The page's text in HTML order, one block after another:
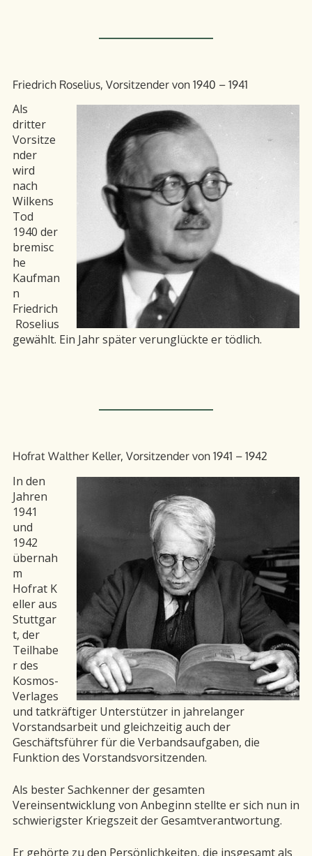
Friedrich Roselius, Vorsitzender von 1940 – 1941
Als
dritter
Vorsitze
nder
wird
nach
Wilkens
Tod
1940 der
bremisc
he
Kaufman
n
Friedrich
Roselius
gewählt. Ein Jahr später verunglückte er tödlich.
Hofrat Walther Keller, Vorsitzender von 1941 – 1942
In den
Jahren
1941
und
1942
übernah
m
Hofrat K
eller aus
Stuttgar
t, der
Teilhabe
r des
Kosmos-
Verlages
und tatkräftiger Unterstützer in jahrelanger
Vorstandsarbeit und gleichzeitig auch der
Geschäftsführer für die Verbandsaufgaben, die
Funktion des Vorstandsvorsitzenden.
Als bester Sachkenner der gesamten
Vereinsentwicklung von Anbeginn stellte er sich nun in
schwierigster Kriegszeit der Gesamtverantwortung.
Er gehörte zu den Persönlichkeiten, die insgesamt als